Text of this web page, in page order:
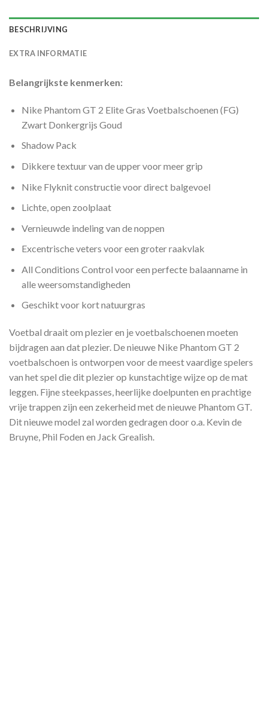
BESCHRIJVING
EXTRA INFORMATIE
Belangrijkste kenmerken:
Nike Phantom GT 2 Elite Gras Voetbalschoenen (FG)
Zwart Donkergrijs Goud
Shadow Pack
Dikkere textuur van de upper voor meer grip
Nike Flyknit constructie voor direct balgevoel
Lichte, open zoolplaat
Vernieuwde indeling van de noppen
Excentrische veters voor een groter raakvlak
All Conditions Control voor een perfecte balaanname in
alle weersomstandigheden
Geschikt voor kort natuurgras
Voetbal draait om plezier en je voetbalschoenen moeten
bijdragen aan dat plezier. De nieuwe Nike Phantom GT 2
voetbalschoen is ontworpen voor de meest vaardige spelers
van het spel die dit plezier op kunstachtige wijze op de mat
leggen. Fijne steekpasses, heerlijke doelpunten en prachtige
vrije trappen zijn een zekerheid met de nieuwe Phantom GT.
Dit nieuwe model zal worden gedragen door o.a. Kevin de
Bruyne, Phil Foden en Jack Grealish.